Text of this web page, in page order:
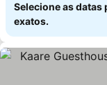
Selecione as datas
exatos.